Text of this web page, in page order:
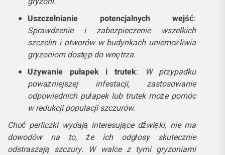
Uszczelnianie potencjalnych wejść:
Sprawdzenie i zabezpieczenie wszelkich
szczelin i otworów w budynkach uniemożliwia
gryzoniom dostęp do wnętrza.
Używanie pułapek i trutek:
W przypadku
poważniejszej infestacji, zastosowanie
odpowiednich pułapek lub trutek może pomóc
w redukcji populacji szczurów.
Choć perliczki wydają interesujące dźwięki, nie ma
dowodów na to, że ich odgłosy skutecznie
odstraszają szczury. W walce z tymi gryzoniami